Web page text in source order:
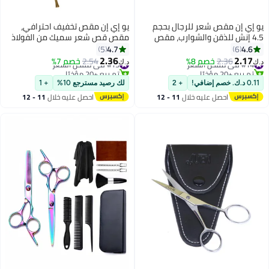
يو إي إن مقص شعر للرجال بحجم
4.5 إنش للذقن والشوارب، مقص
تشذيب دقيق، مقصات قص الشعر/
تصفيف الشعر من الفولاذ المقاوم
للصدأ مع حقيبة جلدية (أسود)
4.6
6
د.ك‏2.17
2.36خصم 8% #14 في مقص الشعر
تم بيع +20 مؤخرًا
#14 في مقص الشعر
0.11 د.ك. خصم إضافي! + 2
احصل عليه خلال 11 - 12
يو إي إن مقص تخفيف احترافي،
مقص قص شعر سميك من الفولاذ
المقاوم للصدأ لتصفيف الشعر، حافة
حادة لتكوين المظهر، قص الشعر
للمنزل، صالون حلاقة/نساء/رجال/
أطفال
4.7
5
د.ك‏2.36
2.54خصم 7% #15 في مقص الشعر
تم بيع +20 مؤخرًا
#15 في مقص الشعر
لك رصيد مسترجع 10% + 1
احصل عليه خلال 11 - 12